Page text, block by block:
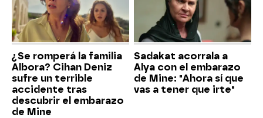
¿Se romperá la familia
Albora? Cihan Deniz
sufre un terrible
accidente tras
descubrir el embarazo
de Mine
Sadakat acorrala a
Alya con el embarazo
de Mine: "Ahora sí que
vas a tener que irte"